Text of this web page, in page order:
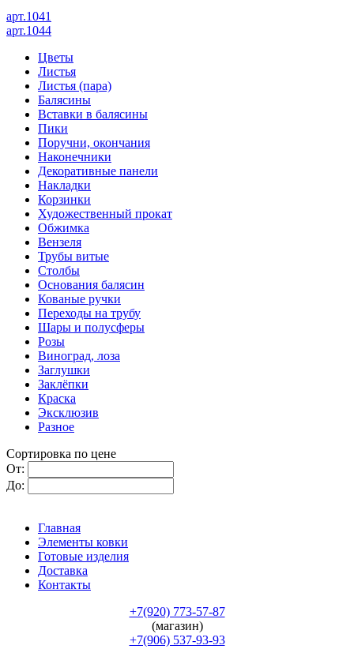
арт.1041
арт.1044
Цветы
Листья
Листья (пара)
Балясины
Вставки в балясины
Пики
Поручни, окончания
Наконечники
Декоративные панели
Накладки
Корзинки
Художественный прокат
Обжимка
Вензеля
Трубы витые
Столбы
Основания балясин
Кованые ручки
Переходы на трубу
Шары и полусферы
Розы
Виноград, лоза
Заглушки
Заклёпки
Краска
Эксклюзив
Разное
Сортировка по цене
От:
До:
Главная
Элементы ковки
Готовые изделия
Доставка
Контакты
+7(920) 773-57-87
(магазин)
+7(906) 537-93-93